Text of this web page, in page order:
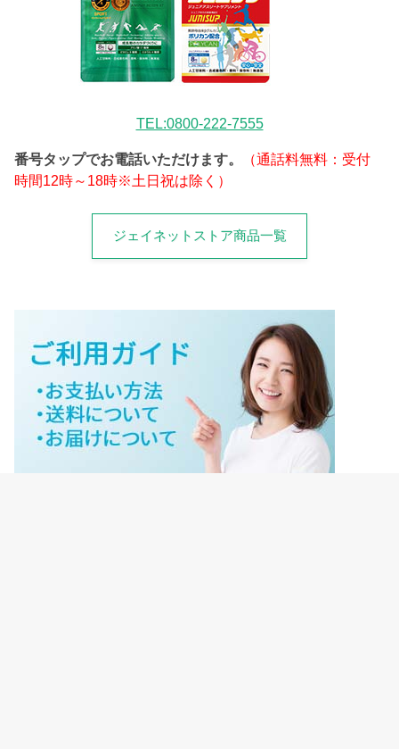
TEL:0800-222-7555
番号タップでお電話いただけます。
（通話料無料：受付
時間12時～18時※土日祝は除く）
ジェイネットストア商品一覧